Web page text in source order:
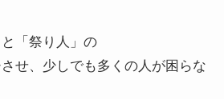
「祭り人」の
せ、少しでも多くの人が困らな